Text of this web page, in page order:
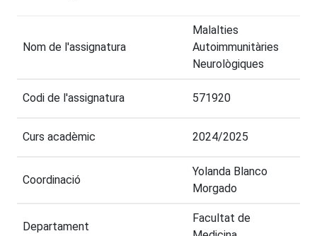
Nom de l'assignatura
Malalties
Autoimmunitàries
Neurològiques
Codi de l'assignatura 571920
Curs acadèmic 2024/2025
Coordinació
Yolanda Blanco
Morgado
Departament
Facultat de